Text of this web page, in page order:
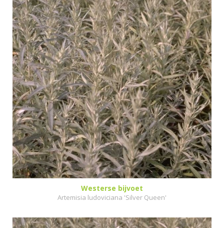
Westerse bijvoet
Artemisia ludoviciana 'Silver Queen'